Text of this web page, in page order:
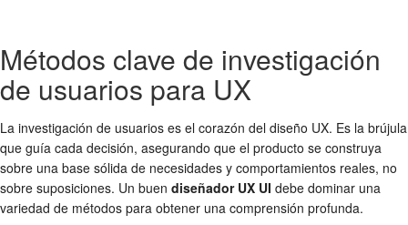
Métodos clave de investigación
de usuarios para UX
La investigación de usuarios es el corazón del diseño UX. Es la brújula
que guía cada decisión, asegurando que el producto se construya
sobre una base sólida de necesidades y comportamientos reales, no
sobre suposiciones. Un buen diseñador UX UI debe dominar una
variedad de métodos para obtener una comprensión profunda.